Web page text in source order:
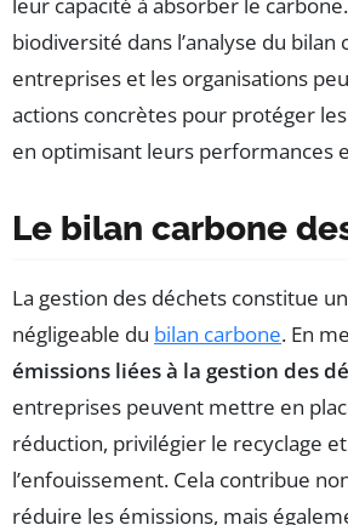
leur capacité à absorber le
biodiversité dans l’analyse du bilan
entreprises et les organisations
actions concrètes pour protéger
en optimisant leurs performances
Le bilan carbone
La gestion des déchets constitue
négligeable du bilan carbone. En
émissions liées à la gestion des
entreprises peuvent mettre en
réduction, privilégier le recyclage
l’enfouissement. Cela contribue
réduire les émissions, mais